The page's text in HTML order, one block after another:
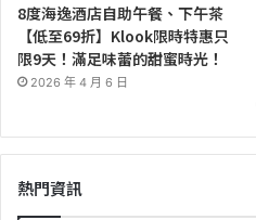
8度海逸酒店自助午餐、下午茶
【低至69折】Klook限時特惠只
限9天！滿足味蕾的甜蜜時光！
2026 年 4 月 6 日
熱門資訊